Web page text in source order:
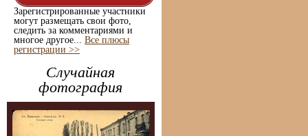
Зарегистрированные участники
могут размещать свои фото,
следить за комментариями и
многое другое... Все плюсы
регистрации >>
Случайная
фотография